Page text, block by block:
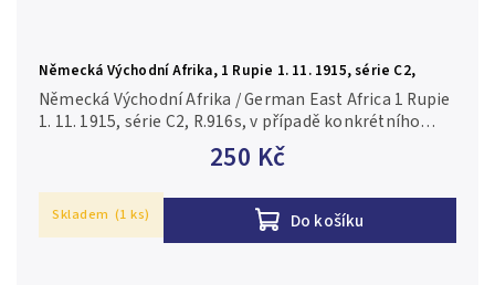
Německá Východní Afrika, 1 Rupie 1. 11. 1915, série C2,
R.916s
250 Kč
Do košíku
Německá Východní Afrika / German East Africa 1 Rupie
1. 11. 1915, série C2, R.916s, v případě konkrétního
čísla je foto pouze ilustrační 2-/F
Skladem (1 ks)